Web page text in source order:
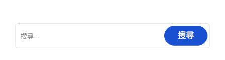
尋
關